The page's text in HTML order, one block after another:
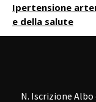
Ipertensione
e della salute
N. Iscrizione